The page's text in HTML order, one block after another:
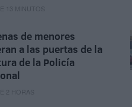
13 MINUTOS
de menores
a las puertas de la
de la Policía
2 HORAS